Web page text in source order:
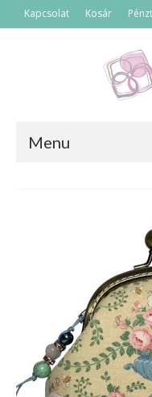
Kapcsolat Kosár
Menu
Akciós
Táskák
Neszeszerek
Tárcák